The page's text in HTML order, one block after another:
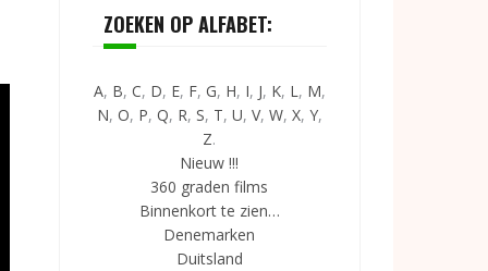
ZOEKEN OP ALFABET:
A, B, C, D, E, F, G, H, I, J, K, L, M,
N, O, P, Q, R, S, T, U, V, W, X, Y,
Z.
Nieuw !!!
360 graden films
Binnenkort te zien…
Denemarken
Duitsland